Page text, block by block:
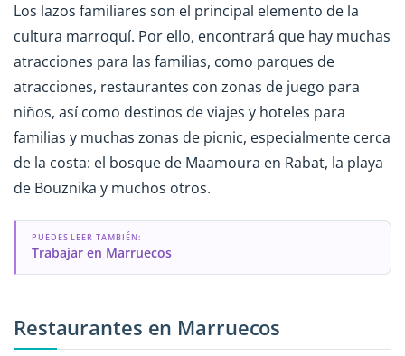
Los lazos familiares son el principal elemento de la
cultura marroquí. Por ello, encontrará que hay muchas
atracciones para las familias, como parques de
atracciones, restaurantes con zonas de juego para
niños, así como destinos de viajes y hoteles para
familias y muchas zonas de picnic, especialmente cerca
de la costa: el bosque de Maamoura en Rabat, la playa
de Bouznika y muchos otros.
PUEDES LEER TAMBIÉN:
Trabajar en Marruecos
Restaurantes en Marruecos